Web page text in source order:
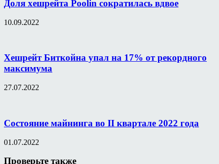
Доля хешрейта Poolin сократилась вдвое
10.09.2022
Хешрейт Биткойна упал на 17% от рекордного
максимума
27.07.2022
Состояние майнинга во II квартале 2022 года
01.07.2022
Проверьте также